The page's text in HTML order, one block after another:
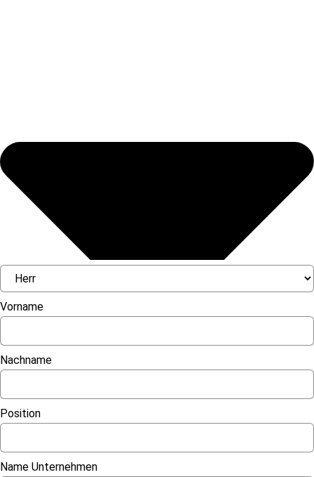
Vorname
Nachname
Position
Name Unternehmen